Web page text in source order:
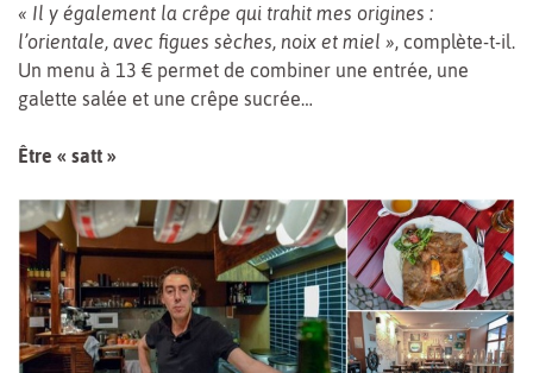
« Il y également la crêpe qui trahit mes origines :
l’orientale, avec figues sèches, noix et miel », complète-t-il.
Un menu à 13 € permet de combiner une entrée, une
galette salée et une crêpe sucrée…
Être « satt »